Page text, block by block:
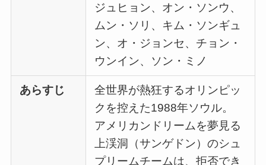
ジュヒョン、オン・ソンウ、
ムン・ソリ、キム・ソンギュ
ン、オ・ジョンセ、チョン・
ウンイン、ソン・ミノ
あらすじ
全世界が熱狂するオリンピッ
クを控えた1988年ソウル。
アメリカンドリームを夢見る
上渓洞（サンゲドン）のシュ
プリームチームは、拒否でき